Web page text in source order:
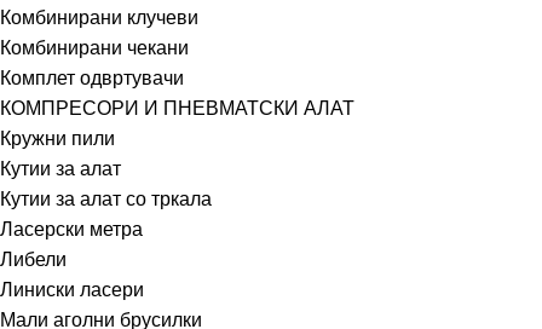
Комбинирани клучеви
Комбинирани чекани
Комплет одвртувачи
КОМПРЕСОРИ И ПНЕВМАТСКИ АЛАТ
Кружни пили
Кутии за алат
Кутии за алат со тркала
Ласерски метра
Либели
Линиски ласери
Мали аголни брусилки